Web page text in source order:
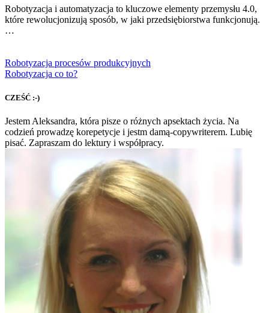
Robotyzacja i automatyzacja to kluczowe elementy przemysłu 4.0,
które rewolucjonizują sposób, w jaki przedsiębiorstwa funkcjonują.
…
Robotyzacja procesów produkcyjnych
Robotyzacja co to?
CZEŚĆ :-)
Jestem Aleksandra, która pisze o różnych apsektach życia. Na
codzień prowadzę korepetycje i jestm damą-copywriterem. Lubię
pisać. Zapraszam do lektury i współpracy.